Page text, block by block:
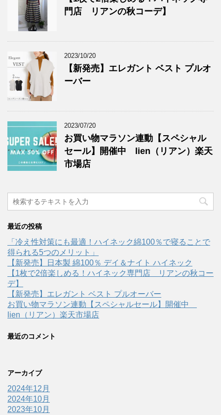
門店 リアンの秋コーデ】
2023/10/20
【新発売】エレガント ベスト プルオ
ーバー
2023/07/20
お買い物マラソン連動【スペシャル
セール】開催中 lien（リアン）楽天
市場店
最近の投稿
「冷え性対策にも最適！ハイネック綿100％で寝ることで
得られる5つのメリット」
【新発売】日本製 綿100％ デイ＆ナイト ハイネック
【1枚で2倍楽しめる！ハイネック専門店 リアンの秋コー
デ】
【新発売】エレガント ベスト プルオーバー
お買い物マラソン連動【スペシャルセール】開催中
lien（リアン）楽天市場店
最近のコメント
アーカイブ
2024年12月
2024年10月
2023年10月